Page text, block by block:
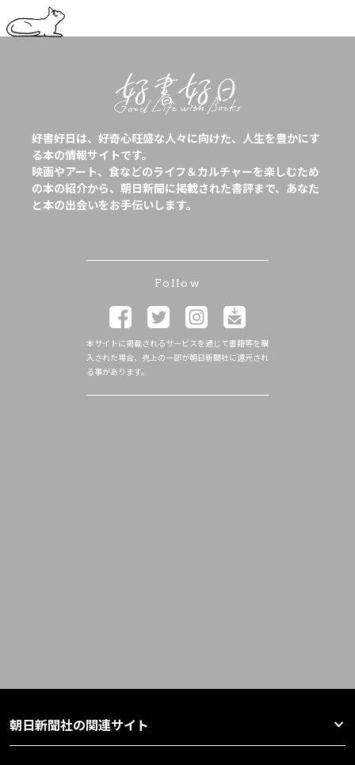
好書好日は、好奇心旺盛な人々に向けた、人生を豊かにす
る本の情報サイトです。
映画やアート、食などのライフ＆カルチャーを楽しむため
の本の紹介から、朝日新聞に掲載された書評まで、あなた
と本の出会いをお手伝いします。
Follow
本サイトに掲載されるサービスを通じて書籍等を購
入された場合、売上の一部が朝日新聞社に還元され
る事があります。
朝日新聞社の関連サイト